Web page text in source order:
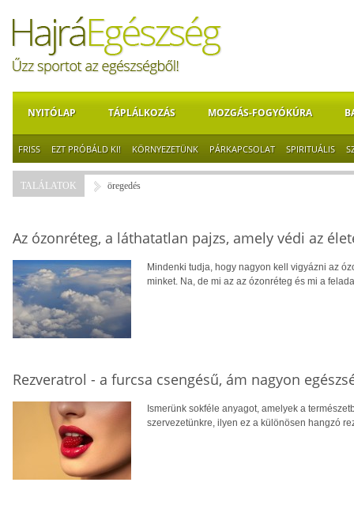
NYITÓLAP TÁPLÁLKOZÁS MOZGÁS-FOGYÓKÚRA
FRISS EZT PRÓBÁLD KI! KÖRNYEZETÜNK PÁRKAPCSOLAT SPIRITUÁLIS
TALÁLATOK öregedés
Az ózonréteg, a láthatatlan pajzs, amely védi az
Mindenki tudja, hogy nagyon kell vigyázni az
minket. Na, de mi az az ózonréteg és mi a
Rezveratrol - a furcsa csengésű, ám nagyon
Ismerünk sokféle anyagot, amelyek a
szervezetünkre, ilyen ez a különösen hangzó